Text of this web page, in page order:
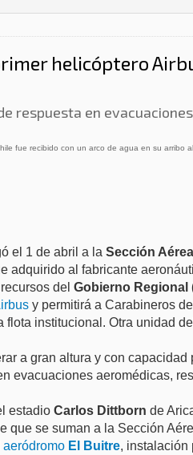
helicóptero
respuesta en
fue recibido con un arco de agua en su arribo
el 1 de abril a la Sección
adquirido al fabricante
del Gobierno Regional
y permitirá a Carabineros
flota institucional. Otra unidad
a gran altura y con capacidad
evacuaciones aeromédicas,
estadio Carlos Dittborn de
que se suman a la Sección
El Buitre, instalación